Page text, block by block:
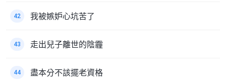
42 我被嫉妒心坑苦了
43 走出兒子離世的陰霾
44 盡本分不該擺老資格